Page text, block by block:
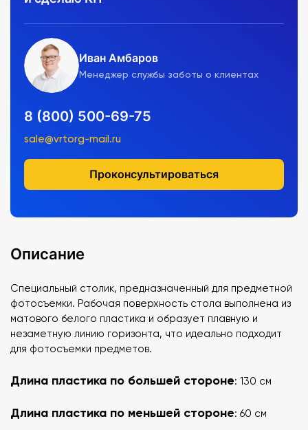
Иван Амбаров
Менеджер службы заботы о клиентах
8 (800) 500-69-75
sale@vrtorg-mail.ru
Проконсультироваться
Описание
Специальный столик, предназначенный для предметной
фотосъемки. Рабочая поверхность стола выполнена из
матового белого пластика и образует плавную и
незаметную линию горизонта, что идеально подходит
для фотосъемки предметов.
Длина пластика по большей стороне: 130 см
Длина пластика по меньшей стороне: 60 см